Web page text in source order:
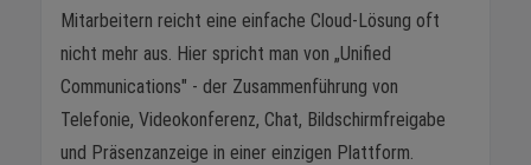
Mitarbeitern reicht eine einfache Cloud-Lösung oft
nicht mehr aus. Hier spricht man von „Unified
Communications" - der Zusammenführung von
Telefonie, Videokonferenz, Chat, Bildschirmfreigabe
und Präsenzanzeige in einer einzigen Plattform.